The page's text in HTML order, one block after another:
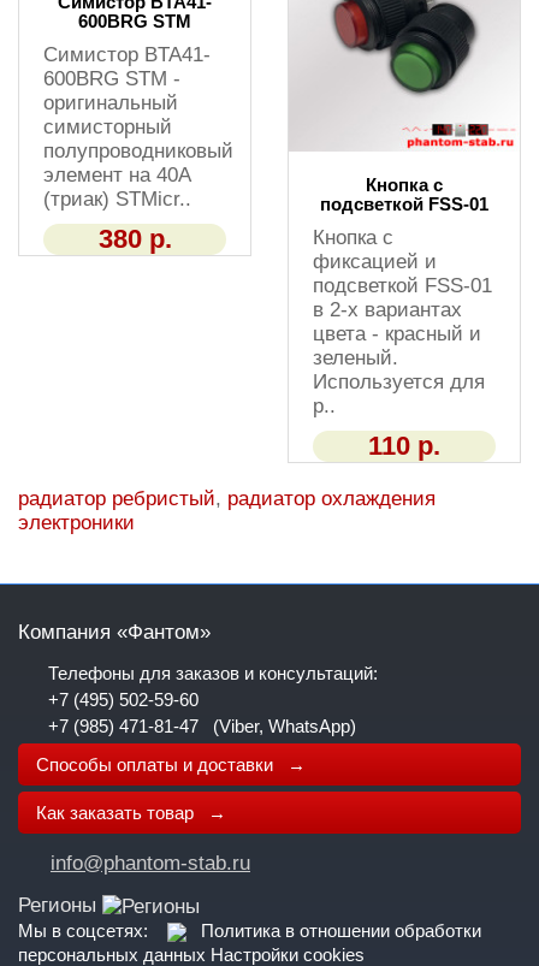
600BRG STM
Симистор BTA41-
600BRG STM -
оригинальный
симисторный
полупроводниковый
элемент на 40А
(триак) STMicr..
380 р.
Кнопка с
подсветкой FSS-01
Кнопка с
фиксацией и
подсветкой FSS-01
в 2-х вариантах
цвета - красный и
зеленый.
Используется для
р..
110 р.
радиатор ребристый, радиатор охлаждения
электроники
Компания «Фантом»
Телефоны для заказов и консультаций:
+7 (495) 502-59-60
+7 (985) 471-81-47 (Viber, WhatsApp)
Способы оплаты и доставки →
Как заказать товар →
info@phantom-stab.ru
Регионы
Мы в соцсетях:
Политика в отношении обработки
персональных данных Настройки cookies